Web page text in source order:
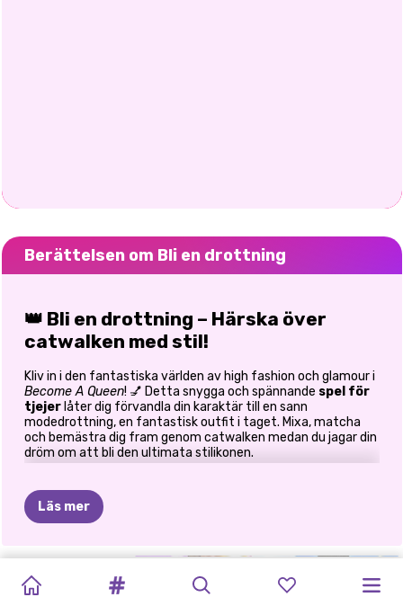
Berättelsen om Bli en drottning
👑 Bli en drottning – Härska över
catwalken med stil!
Kliv in i den fantastiska världen av high fashion och glamour i
Become A Queen! 💅 Detta snygga och spännande spel för
tjejerlåter dig förvandla din karaktär till en sann
modedrottning, en fantastisk outfit i taget. Mixa, matcha
och bemästra dig fram genom catwalken medan du jagar din
dröm om att bli den ultimata stilikonen.
💃 Klä dig, imponera och härska på
catwalken
kollektion av klänningar, klackar och accessoarer som
utstrålar sofistikering och stil. Oavsett om du föredrar en
kunglig klänning, en trendig gatulook eller en djärv futuristisk
Läs mer
KLÄ ATT
FÖR
FASHION
WEEK
PRINCESSES
FASHION
WINTER
SISTERS
ASTROLOGI
MODEHJUL
VÄRLDEN